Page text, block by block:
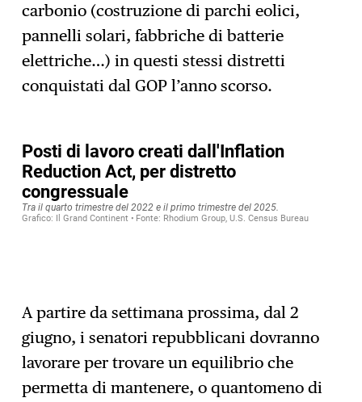
carbonio (costruzione di parchi eolici,
pannelli solari, fabbriche di batterie
elettriche…) in questi stessi distretti
conquistati dal GOP l’anno scorso.
A partire da settimana prossima, dal 2
giugno, i senatori repubblicani dovranno
lavorare per trovare un equilibrio che
permetta di mantenere, o quantomeno di